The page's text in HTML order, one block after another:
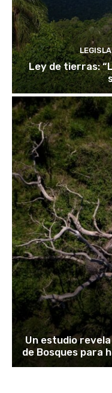
Ley de tierras:
Un estudio
de Bosques para